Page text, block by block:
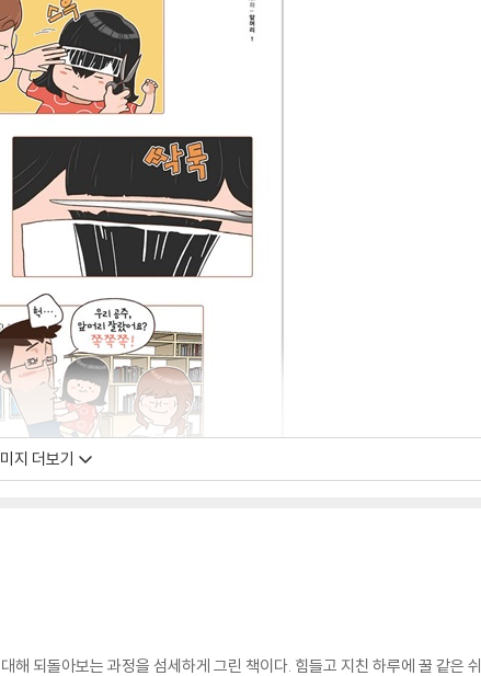
지 더보기
되돌아보는 과정을 섬세하게 그린 책이다. 힘들고 지친 하루에 꿀 같은